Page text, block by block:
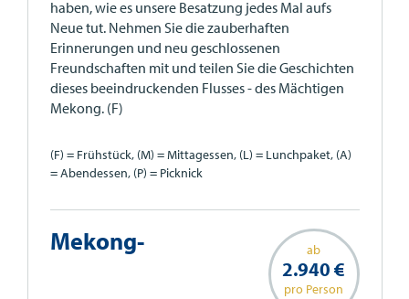
haben, wie es unsere Besatzung jedes Mal aufs
Neue tut. Nehmen Sie die zauberhaften
Erinnerungen und neu geschlossenen
Freundschaften mit und teilen Sie die Geschichten
dieses beeindruckenden Flusses - des Mächtigen
Mekong. (F)
(F) = Frühstück, (M) = Mittagessen, (L) = Lunchpaket, (A)
= Abendessen, (P) = Picknick
ab
2.940 €
pro Person
Mekong-